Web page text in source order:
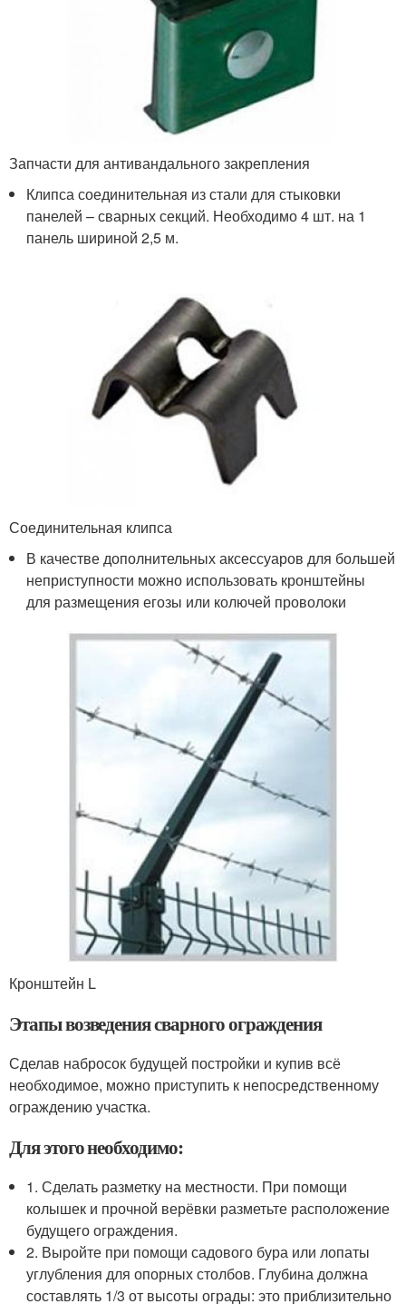
Запчасти для антивандального закрепления
Клипса соединительная из стали для стыковки
панелей – сварных секций. Необходимо 4 шт. на 1
панель шириной 2,5 м.
Соединительная клипса
В качестве дополнительных аксессуаров для большей
неприступности можно использовать кронштейны
для размещения егозы или колючей проволоки
Кронштейн L
Этапы возведения сварного ограждения
Сделав набросок будущей постройки и купив всё
необходимое, можно приступить к непосредственному
ограждению участка.
Для этого необходимо:
1. Сделать разметку на местности. При помощи
колышек и прочной верёвки разметьте расположение
будущего ограждения.
2. Выройте при помощи садового бура или лопаты
углубления для опорных столбов. Глубина должна
составлять 1/3 от высоты ограды: это приблизительно